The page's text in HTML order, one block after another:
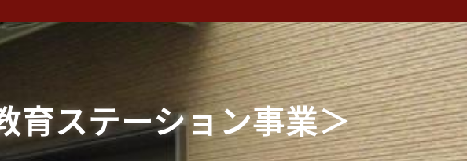
育ステーション事業＞